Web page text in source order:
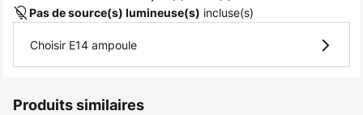
Pas de source(s) lumineuse(s) incluse(s)
Choisir E14 ampoule
Produits similaires